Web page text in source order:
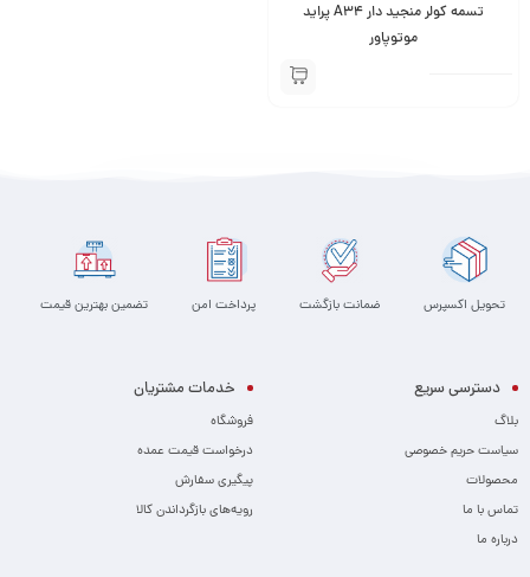
تسمه کولر منجید دار A34 پراید
موتوپاور
تحویل اکسپرس ضمانت بازگشت پرداخت امن تضمین بهترین قیمت
دسترسی سریع
بلاگ
سیاست حریم خصوصی
محصولات
تماس با ما
درباره ما
خدمات مشتریان
فروشگاه
درخواست قیمت عمده
پیگیری سفارش
رویه‌های بازگرداندن کالا